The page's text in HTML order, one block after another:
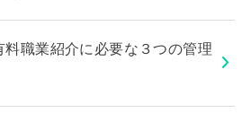
料職業紹介に必要な３つの管理